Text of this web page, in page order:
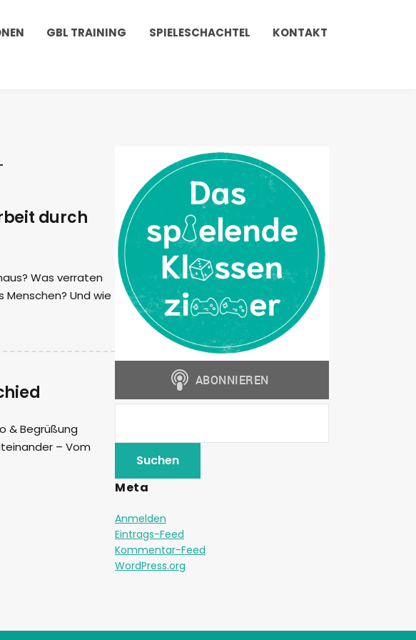
GBL TRAINING SPIELESCHACHTEL KONTAKT
durch
Was verraten
Und wie
& Begrüßung
– Vom
Meta
Anmelden
Eintrags-Feed
Kommentar-Feed
WordPress.org